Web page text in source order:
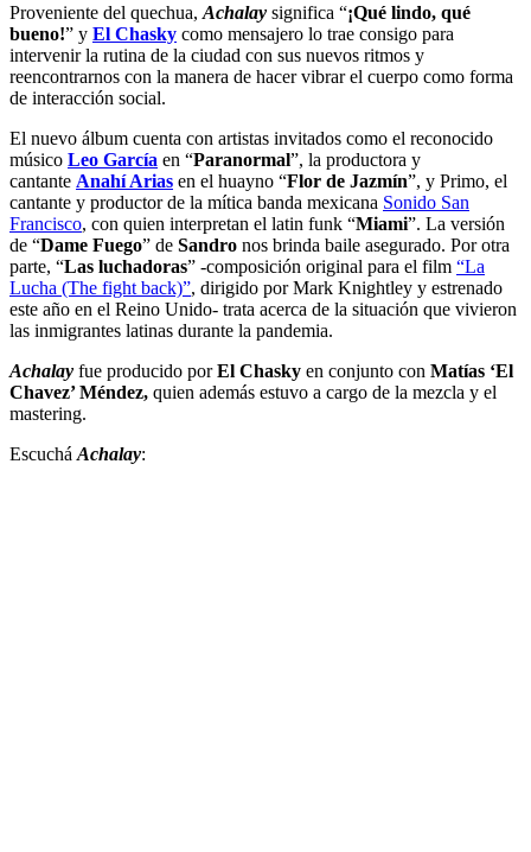
Proveniente del quechua, Achalay significa “¡Qué lindo, qué
bueno!” y El Chasky como mensajero lo trae consigo para
intervenir la rutina de la ciudad con sus nuevos ritmos y
reencontrarnos con la manera de hacer vibrar el cuerpo como forma
de interacción social.
El nuevo álbum cuenta con artistas invitados como el reconocido
músico Leo García en “Paranormal”, la productora y
cantante Anahí Arias en el huayno “Flor de Jazmín”, y Primo, el
cantante y productor de la mítica banda mexicana Sonido San
Francisco, con quien interpretan el latin funk “Miami”. La versión
de “Dame Fuego” de Sandro nos brinda baile asegurado. Por otra
parte, “Las luchadoras” -composición original para el film “La
Lucha (The fight back)”, dirigido por Mark Knightley y estrenado
este año en el Reino Unido- trata acerca de la situación que vivieron
las inmigrantes latinas durante la pandemia.
Achalay fue producido porEl Chasky en conjunto con Matías ‘El
Chavez’ Méndez, quien además estuvo a cargo de la mezcla y el
mastering.
Escuchá Achalay: